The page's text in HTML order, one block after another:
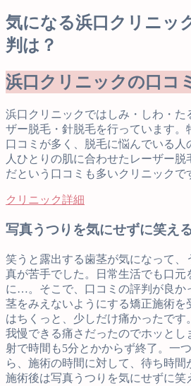
気になる浜口クリニッ
判は？
浜口クリニックの口コ
浜口クリニックではしみ・しわ・た
ザー脱毛・針脱毛を行っています。
口コミが多く、脱毛に悩んでいる人
人ひとりの肌に合わせたレーザー
だという口コミも多いクリニックで
クリニック詳細
写真うつりを気にせずに笑え
笑うと露出する歯茎が気になって、
真が苦手でした。日常生活でも口元
に…。そこで、口コミの評判が良か
茎をみえないようにする矯正施術を
はちくっと、少しだけ痛かったです
我慢できる痛さだったのでホッとし
射で時間も5分とかからず終了。一
ら、施術の時間に対して、待ち時間
施術後は写真うつりを気にせずに笑